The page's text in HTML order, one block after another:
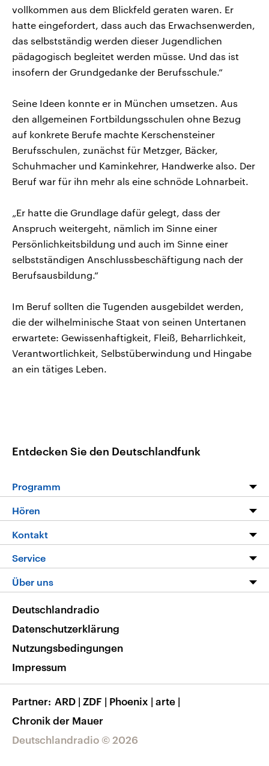
vollkommen aus dem Blickfeld geraten waren. Er
hatte eingefordert, dass auch das Erwachsenwerden,
das selbstständig werden dieser Jugendlichen
pädagogisch begleitet werden müsse. Und das ist
insofern der Grundgedanke der Berufsschule.“
Seine Ideen konnte er in München umsetzen. Aus
den allgemeinen Fortbildungsschulen ohne Bezug
auf konkrete Berufe machte Kerschensteiner
Berufsschulen, zunächst für Metzger, Bäcker,
Schuhmacher und Kaminkehrer, Handwerke also. Der
Beruf war für ihn mehr als eine schnöde Lohnarbeit.
„Er hatte die Grundlage dafür gelegt, dass der
Anspruch weitergeht, nämlich im Sinne einer
Persönlichkeitsbildung und auch im Sinne einer
selbstständigen Anschlussbeschäftigung nach der
Berufsausbildung.“
Im Beruf sollten die Tugenden ausgebildet werden,
die der wilhelminische Staat von seinen Untertanen
erwartete: Gewissenhaftigkeit, Fleiß, Beharrlichkeit,
Verantwortlichkeit, Selbstüberwindung und Hingabe
an ein tätiges Leben.
Entdecken Sie den Deutschlandfunk
Programm
Die Nachrichten
Nachrichtenleicht
Neue Beiträge auf dlf.de
Hören
Livestream
Podcasts
Deutschlandfunk App
Nachrichten App
Frequenzen
Kontakt
Hörerservice
Service
FAQ
Veranstaltungen
Musikliste
RSS
Über uns
Barrierefreiheit
Deutschlandradio © 2026
Deutschlandradio
Datenschutzerklärung
Nutzungsbedingungen
Impressum
Partner ARD | ZDF | Phoenix | arte |
Chronik der Mauer